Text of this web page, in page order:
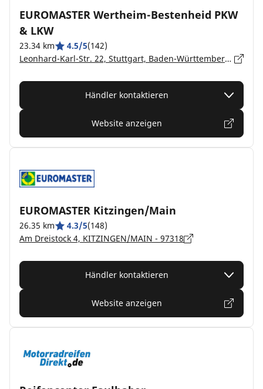
EUROMASTER Wertheim-Bestenheid PKW
& LKW
23.34 km 4.5/5(142)
Leonhard-Karl-Str. 22, Stuttgart, Baden-Württemberg, Wertheim-Bestenheid - 97877
Händler kontaktieren
Website anzeigen
EUROMASTER Kitzingen/Main
26.35 km 4.3/5(148)
Am Dreistock 4, KITZINGEN/MAIN - 97318
Händler kontaktieren
Website anzeigen